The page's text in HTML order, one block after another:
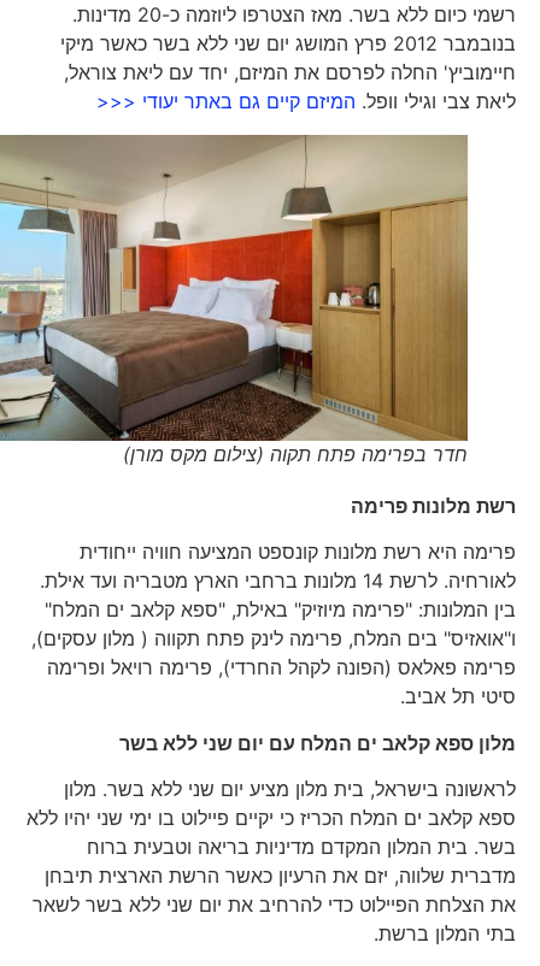
רשמי כיום ללא בשר. מאז הצטרפו ליוזמה כ-20 מדינות.
בנובמבר 2012 פרץ המושג יום שני ללא בשר כאשר מיקי
חיימוביץ' החלה לפרסם את המיזם, יחד עם ליאת צוראל,
ליאת צבי וגילי וופל.המיזם קיים גם באתר יעודי <<<
חדר בפרימה פתח תקוה (צילום מקס מורן)
רשת מלונות פרימה
פרימה היא רשת מלונות קונספט המציעה חוויה ייחודית
לאורחיה. לרשת 14 מלונות ברחבי הארץ מטבריה ועד אילת.
בין המלונות: "פרימה מיוזיק" באילת, "ספא קלאב ים המלח"
ו"אואזיס" בים המלח, פרימה לינק פתח תקווה ( מלון עסקים),
פרימה פאלאס (הפונה לקהל החרדי), פרימה רויאל ופרימה
סיטי תל אביב.
מלון ספא קלאב ים המלח עם יום שני ללא בשר
לראשונה בישראל, בית מלון מציע יום שני ללא בשר. מלון
ספא קלאב ים המלח הכריז כי יקיים פיילוט בו ימי שני יהיו ללא
בשר. בית המלון המקדם מדיניות בריאה וטבעית ברוח
מדברית שלווה, יזם את הרעיון כאשר הרשת הארצית תיבחן
את הצלחת הפיילוט כדי להרחיב את יום שני ללא בשר לשאר
בתי המלון ברשת.